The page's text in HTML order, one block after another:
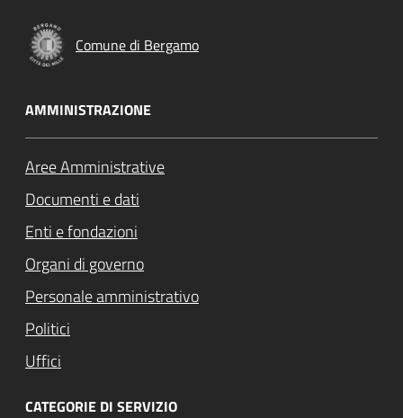
Comune di Bergamo
AMMINISTRAZIONE
Aree Amministrative
Documenti e dati
Enti e fondazioni
Organi di governo
Personale amministrativo
Politici
Uffici
CATEGORIE DI SERVIZIO